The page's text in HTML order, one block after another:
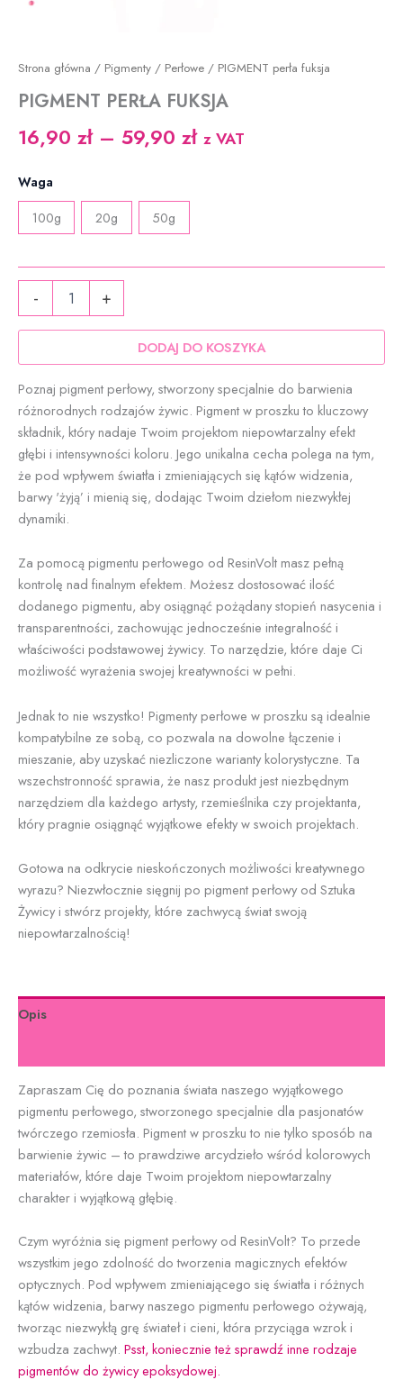
Strona główna / Pigmenty / Perłowe / PIGMENT perła fuksja
PIGMENT PERŁA FUKSJA
16,90 zł – 59,90 złZakres
do
z VAT
Waga
100g 20g 50g
-
PIGMENT
+
DODAJ DO KOSZYKA
Poznaj pigment perłowy, stworzony specjalnie do barwienia
różnorodnych rodzajów żywic. Pigment w proszku to kluczowy
składnik, który nadaje Twoim projektom niepowtarzalny efekt
głębi i intensywności koloru. Jego unikalna cecha polega na tym,
że pod wpływem światła i zmieniających się kątów widzenia,
barwy 'żyją’ i mienią się, dodając Twoim dziełom niezwykłej
dynamiki.
Za pomocą pigmentu perłowego od ResinVolt masz pełną
kontrolę nad finalnym efektem. Możesz dostosować ilość
dodanego pigmentu, aby osiągnąć pożądany stopień nasycenia i
transparentności, zachowując jednocześnie integralność i
właściwości podstawowej żywicy. To narzędzie, które daje Ci
możliwość wyrażenia swojej kreatywności w pełni.
Jednak to nie wszystko! Pigmenty perłowe w proszku są idealnie
kompatybilne ze sobą, co pozwala na dowolne łączenie i
mieszanie, aby uzyskać niezliczone warianty kolorystyczne. Ta
wszechstronność sprawia, że nasz produkt jest niezbędnym
narzędziem dla każdego artysty, rzemieślnika czy projektanta,
który pragnie osiągnąć wyjątkowe efekty w swoich projektach.
Gotowa na odkrycie nieskończonych możliwości kreatywnego
wyrazu? Niezwłocznie sięgnij po pigment perłowy od Sztuka
Żywicy i stwórz projekty, które zachwycą świat swoją
niepowtarzalnością!
Opis
Zapraszam Cię do poznania świata naszego wyjątkowego
pigmentu perłowego, stworzonego specjalnie dla pasjonatów
twórczego rzemiosła. Pigment w proszku to nie tylko sposób na
barwienie żywic – to prawdziwe arcydzieło wśród kolorowych
materiałów, które daje Twoim projektom niepowtarzalny
charakter i wyjątkową głębię.
Czym wyróżnia się pigment perłowy od ResinVolt? To przede
wszystkim jego zdolność do tworzenia magicznych efektów
optycznych. Pod wpływem zmieniającego się światła i różnych
kątów widzenia, barwy naszego pigmentu perłowego ożywają,
tworząc niezwykłą grę świateł i cieni, która przyciąga wzrok i
wzbudza zachwyt. Psst, koniecznie też sprawdź inne rodzaje
pigmentów do żywicy epoksydowej.